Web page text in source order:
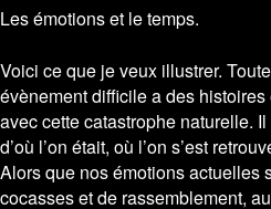
Les émotions et le temps.
Voici ce que je veux illustrer.
évènement difficile a des
avec cette catastrophe naturelle.
d’où l’on était, où l’on s’est
Alors que nos émotions actuelles
cocasses et de rassemblement,